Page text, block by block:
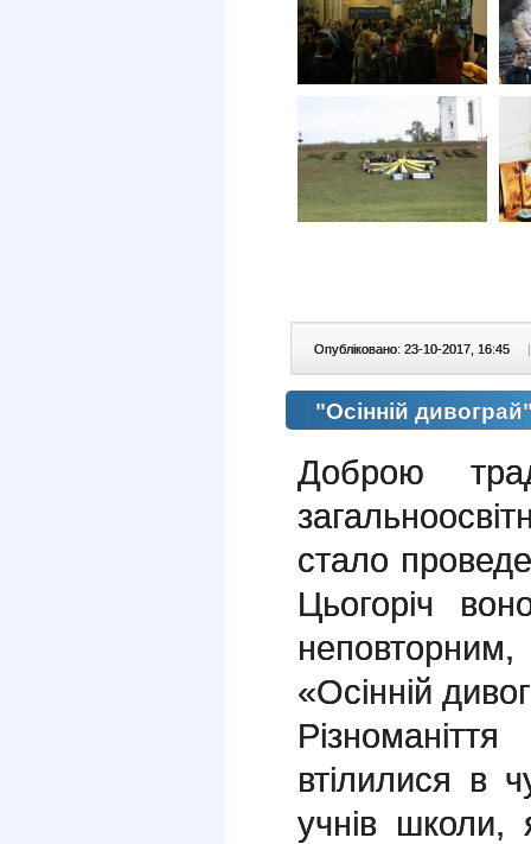
Опубліковано: 23-10-2017, 16:45 |
"Осінній
Доброю
стало
Цьогоріч
неповторним,
«Осінній
втілилися в
учнів школи,